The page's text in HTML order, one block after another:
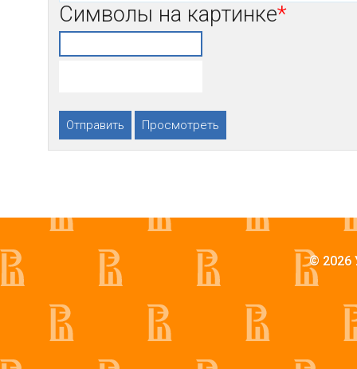
Символы на картинке*
© 2026